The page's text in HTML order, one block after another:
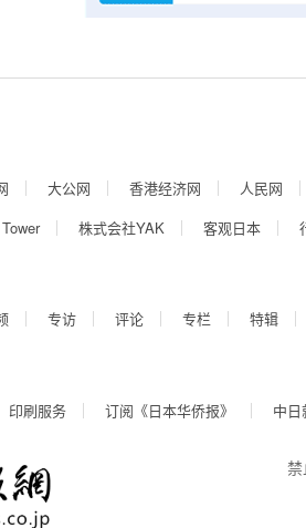
大公网 香港经济网 人民网
株式会社YAK 客观日本
专访 评论 专栏 特辑
印刷服务 订阅《日本华侨报》 中日